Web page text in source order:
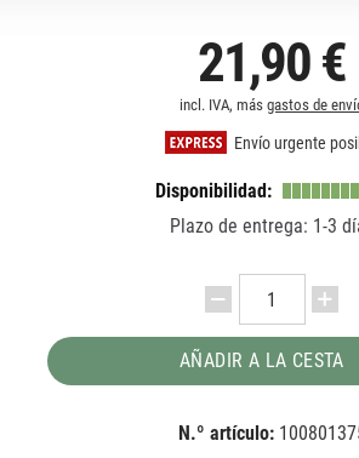
21,90 €
incl. IVA, más gastos de
Envío urgente
Disponibilidad:
Plazo de entrega: 1-3
AÑADIR A LA CESTA
N.º artículo: